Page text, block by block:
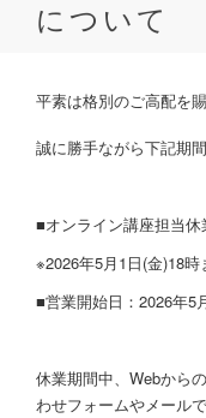
について
平素は格別のご高配を
誠に勝手ながら下記期
■オンライン講座担当
※2026年5月1日(金)18
■営業開始日：2026年5
休業期間中、Webから
わせフォームやメール